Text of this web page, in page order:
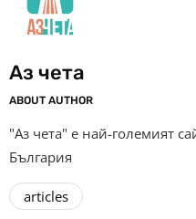
Аз чета
ABOUT AUTHOR
"Аз чета" е най-големият
България
articles